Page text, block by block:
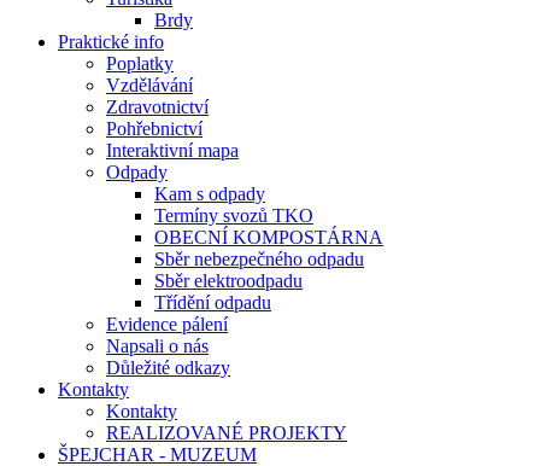
Brdy
Praktické info
Poplatky
Vzdělávání
Zdravotnictví
Pohřebnictví
Interaktivní mapa
Odpady
Kam s odpady
Termíny svozů TKO
OBECNÍ KOMPOSTÁRNA
Sběr nebezpečného odpadu
Sběr elektroodpadu
Třídění odpadu
Evidence pálení
Napsali o nás
Důležité odkazy
Kontakty
Kontakty
REALIZOVANÉ PROJEKTY
ŠPEJCHAR - MUZEUM